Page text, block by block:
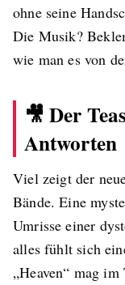
ohne seine
Die Musik?
wie man es von
🎥 Der
Antworten
Viel zeigt der
Bände. Eine
Umrisse einer
alles fühlt sich
„Heaven“ mag